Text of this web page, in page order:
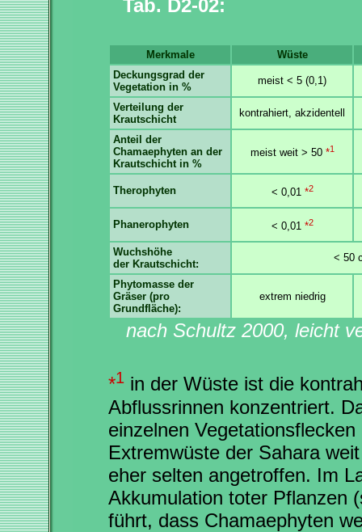
Tab. D2-02:
Merkmale
Wüste
Deckungsgrad der
Vegetation in %
meist < 5 (0,1)
Verteilung der
Krautschicht
kontrahiert, akzidentell
Anteil der
Chamaephyten an der
Krautschicht in %
meist weit > 50 *1
Therophyten < 0,01 *2
Phanerophyten < 0,01 *2
Wuchshöhe
der Krautschicht:
< 50
Phytomasse der
Gräser (pro
Grundfläche):
extrem niedrig
nach Schultz 2000, leicht
*1 in der Wüste ist die
Abflussrinnen konzentriert.
einzelnen
Extremwüste der Sahara
eher selten angetroffen. Im
Akkumulation toter Pflanzen
führt, dass Chamaephyten